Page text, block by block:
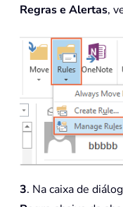
Regras e Alertas,
3. Na caixa de